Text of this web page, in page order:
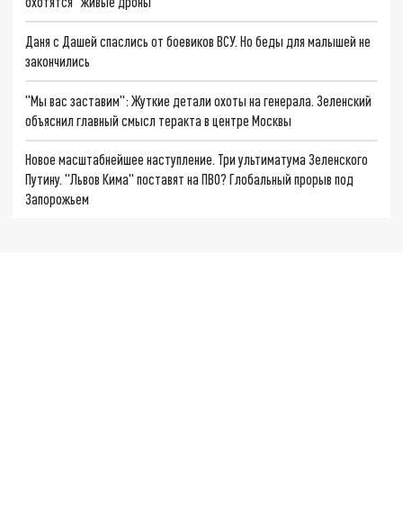
Даня с Дашей спаслись от боевиков ВСУ. Но беды для малышей не
закончились
"Мы вас заставим": Жуткие детали охоты на генерала. Зеленский
объяснил главный смысл теракта в центре Москвы
Новое масштабнейшее наступление. Три ультиматума Зеленского
Путину. "Львов Кима" поставят на ПВО? Глобальный прорыв под
Запорожьем